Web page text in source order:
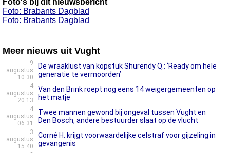
Foto's bij dit nieuwsbericht
Foto: Brabants Dagblad
Foto: Brabants Dagblad
Meer nieuws uit Vught
9
augustus
10:30
De wraaklust van kopstuk Shurendy Q.: ‘Ready om hele
generatie te vermoorden’
4
augustus
20:13
Van den Brink roept nog eens 14 weigergemeenten op
het matje
4
augustus
06:31
Twee mannen gewond bij ongeval tussen Vught en
Den Bosch, andere bestuurder slaat op de vlucht
3
augustus
15:40
Corné H. krijgt voorwaardelijke celstraf voor gijzeling in
gevangenis